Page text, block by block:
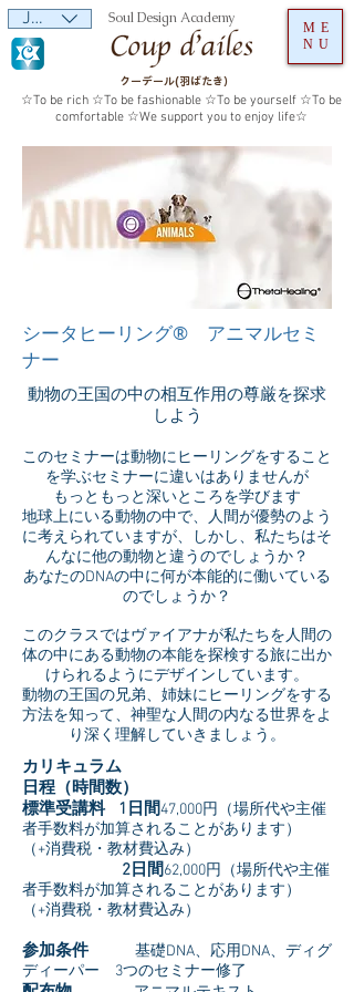
クーデール(羽ばたき）
☆To be rich ☆To be fashionable ☆To be yourself ☆To be
comfortable ☆We support you to enjoy life☆
ME
NU
JPY (¥) Soul Design Academy
シータヒーリング® アニマルセミ
ナー
動物の王国の中の相互作用の尊厳を探求
しよう
このセミナーは動物にヒーリングをすること
を学ぶセミナーに違いはありませんが
もっともっと深いところを学びます
地球上にいる動物の中で、人間が優勢のよう
に考えられていますが、しかし、私たちはそ
んなに他の動物と違うのでしょうか？
あなたのDNAの中に何が本能的に働いている
のでしょうか？
このクラスではヴァイアナが私たちを人間の
体の中にある動物の本能を探検する旅に出か
けられるようにデザインしています。
動物の王国の兄弟、姉妹にヒーリングをする
方法を知って、神聖な人間の内なる世界をよ
り深く理解していきましょう。
カリキュラム
日程（時間数）
標準受講料 1日間47,000円（場所代や主催
者手数料が加算されることがあります）
（+消費税・教材費込み）
2日間62,000円（場所代や主催
者手数料が加算されることがあります）
（+消費税・教材費込み）
参加条件基礎DNA、応用DNA、ディグ
ディーパー 3つのセミナー修了